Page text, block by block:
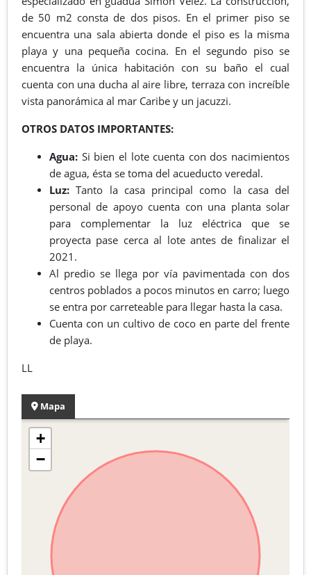
de 50 m2 consta de dos pisos. En el primer piso se
encuentra una sala abierta donde el piso es la misma
playa y una pequeña cocina. En el segundo piso se
encuentra la única habitación con su baño el cual
cuenta con una ducha al aire libre, terraza con increíble
vista panorámica al mar Caribe y un jacuzzi.
OTROS DATOS IMPORTANTES:
Agua: Si bien el lote cuenta con dos nacimientos
de agua, ésta se toma del acueducto veredal.
Luz: Tanto la casa principal como la casa del
personal de apoyo cuenta con una planta solar
para complementar la luz eléctrica que se
proyecta pase cerca al lote antes de finalizar el
2021.
Al predio se llega por vía pavimentada con dos
centros poblados a pocos minutos en carro; luego
se entra por carreteable para llegar hasta la casa.
Cuenta con un cultivo de coco en parte del frente
de playa.
LL
Mapa
+
−